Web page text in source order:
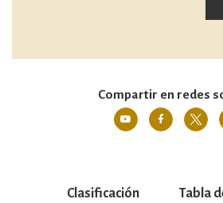
Compartir en redes
Clasificación Tabla